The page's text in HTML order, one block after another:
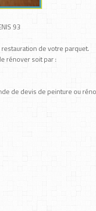
93
de votre parquet.
rénover soit par :
de devis de peinture ou